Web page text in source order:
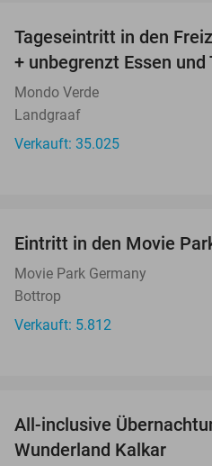
Tageseintritt in den
+ unbegrenzt Essen und
Mondo Verde
Landgraaf
Verkauft: 35.025
Eintritt in den Movie
Movie Park Germany
Bottrop
Verkauft: 5.812
All-inclusive
Wunderland Kalkar